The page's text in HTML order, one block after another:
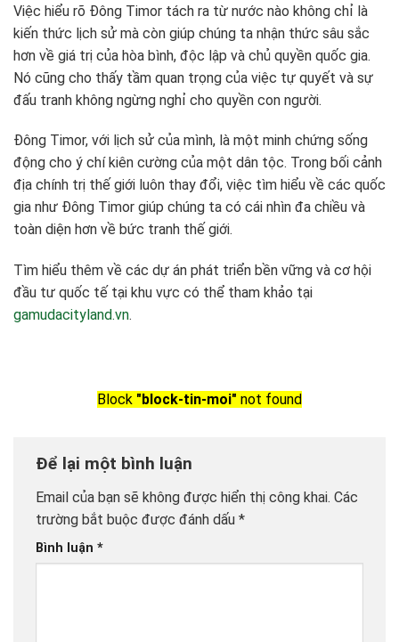
Việc hiểu rõ Đông Timor tách ra từ nước nào không chỉ là
kiến thức lịch sử mà còn giúp chúng ta nhận thức sâu sắc
hơn về giá trị của hòa bình, độc lập và chủ quyền quốc gia.
Nó cũng cho thấy tầm quan trọng của việc tự quyết và sự
đấu tranh không ngừng nghỉ cho quyền con người.
Đông Timor, với lịch sử của mình, là một minh chứng sống
động cho ý chí kiên cường của một dân tộc. Trong bối cảnh
địa chính trị thế giới luôn thay đổi, việc tìm hiểu về các quốc
gia như Đông Timor giúp chúng ta có cái nhìn đa chiều và
toàn diện hơn về bức tranh thế giới.
Tìm hiểu thêm về các dự án phát triển bền vững và cơ hội
đầu tư quốc tế tại khu vực có thể tham khảo tại
gamudacityland.vn.
Block "block-tin-moi" not found
Để lại một bình luận
Email của bạn sẽ không được hiển thị công khai. Các
trường bắt buộc được đánh dấu *
Bình luận *